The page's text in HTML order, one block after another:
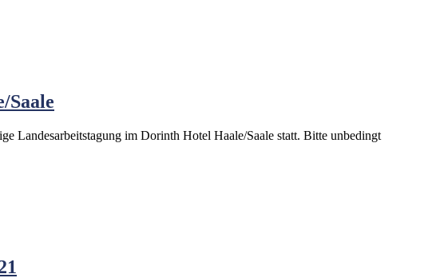
Saale
Landesarbeitstagung im Dorinth Hotel Haale/Saale statt. Bitte unbedingt